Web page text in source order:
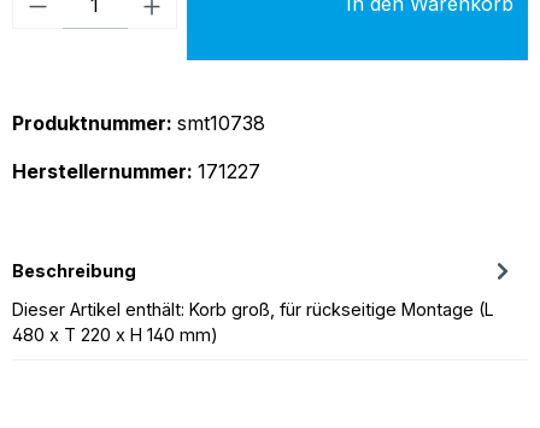
Produktnummer: smt10738
Herstellernummer: 171227
Beschreibung
Dieser Artikel enthält: Korb groß, für rückseitige Montage (L
480 x T 220 x H 140 mm)